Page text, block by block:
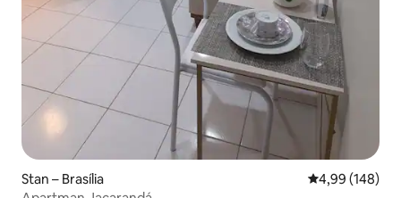
Stan – Brasília Prosječna
4,99 (148)